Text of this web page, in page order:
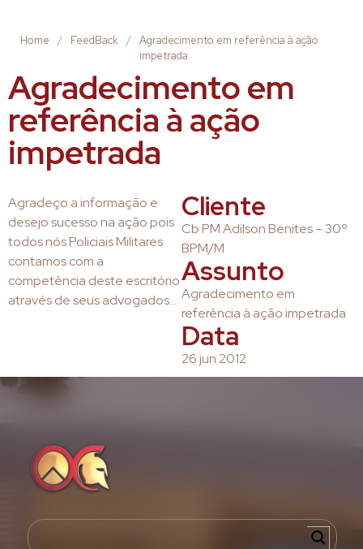
Home / FeedBack / Agradecimento em referência à ação
impetrada
Agradecimento em
referência à ação
impetrada
Agradeço a informação e
desejo sucesso na ação pois
todos nós Policiais Militares
contamos com a
competência deste escritório
através de seus advogados…
Cliente
Cb PM Adilson Benites – 30º
BPM/M
Assunto
Agradecimento em
referência à ação impetrada
Data
26 jun 2012